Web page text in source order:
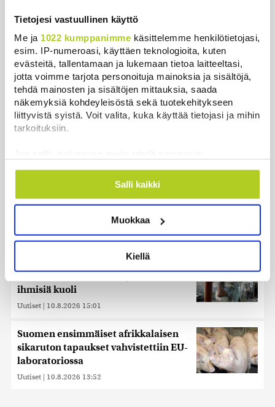
Tietojesi vastuullinen käyttö
Me ja 1022 kumppanimme käsittelemme henkilötietojasi,
esim. IP-numeroasi, käyttäen teknologioita, kuten
evästeitä, tallentamaan ja lukemaan tietoa laitteeltasi,
jotta voimme tarjota personoituja mainoksia ja sisältöjä,
tehdä mainosten ja sisältöjen mittauksia, saada
näkemyksiä kohdeyleisöstä sekä tuotekehitykseen
liittyvistä syistä. Voit valita, kuka käyttää tietojasi ja mihin
tarkoituksiin.
Kerätä tietoja maantieteellisestä sijainnistasi,
mahdollisesti muutaman metrin tarkkuudella
ominaispiirteitä aktiivisesti (sormenjäljen
Lue lisää siitä, miten henkilötietojasi käsitellään ja miten
suostumustasi tai peruuttaa sen milloin vain
evästeilmoituksessa.
Käytämme evästeitä tarjoamamme sisällön ja mainosten
räätälöimiseen, sosiaalisen median ominaisuuksien
tukemiseen ja kävijämäärämme analysoimiseen. Lisäksi
jaamme sosiaalisen median, mainosalan ja analytiikka-
alan kumppaneillemme tietoja siitä, miten käytät
sivustoamme. Kumppanimme voivat yhdistää näitä
tietoja muihin tietoihin, joita olet antanut heille tai joita on
Salli kaikki
Muokkaa
Kiellä
Uutiset
Uusimmat Luetuimmat
Kansanedustaja järkyttyi Tuusulan tapauksesta –
muistelee omaa takaa-ajotilannettaan
Uutiset | 10.8.2026 15:28
Venäjä sanoo ampuneensa alas lähes
ihmisiä kuoli
Uutiset | 10.8.2026 15:01
Suomen ensimmäiset afrikkalaisen
sikaruton tapaukset vahvistettiin EU-
laboratoriossa
Uutiset | 10.8.2026 13:52